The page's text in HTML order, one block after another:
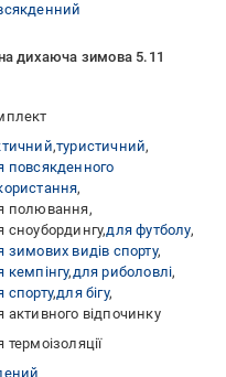
дихаюча зимова 5.11
туристичний
повсякденного
полювання
сноубордингу для футболу
зимових видів спорту
кемпінгу для риболовлі
спорту для бігу
активного відпочинку
термоізоляції